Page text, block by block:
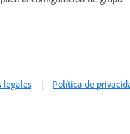
legales | Política de